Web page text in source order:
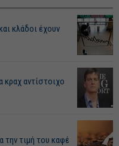
κλάδοι έχουν
κραχ αντίστοιχο
την τιμή του καφέ